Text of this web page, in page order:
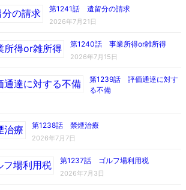
第1241話 遺留分の請求
2026年7月21日
第1240話 事業所得or雑所得
2026年7月15日
第1239話 評価通達に対す
る不備
第1238話 禁煙治療
2026年7月7日
第1237話 ゴルフ場利用税
2026年7月3日